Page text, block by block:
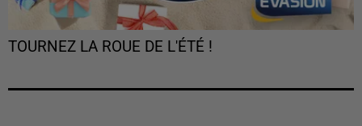
TOURNEZ LA ROUE DE L'ÉTÉ !